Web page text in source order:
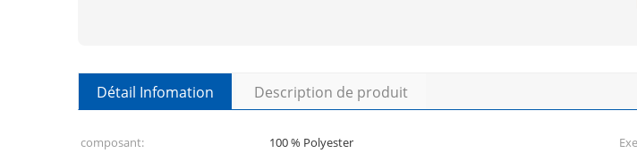
Détail Infomation Description de produit
composant: 100 % Polyester